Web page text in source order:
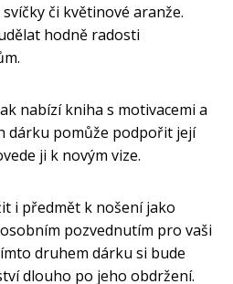
či květinové aranže.
hodně radosti
nabízí kniha s motivacemi a
dárku pomůže podpořit její
ji k novým vize.
i předmět k nošení jako
pozvednutím pro vaši
druhem dárku si bude
dlouho po jeho obdržení.